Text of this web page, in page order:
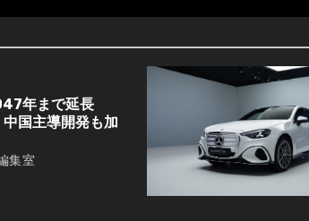
年まで延長
国主導開発も加
集室